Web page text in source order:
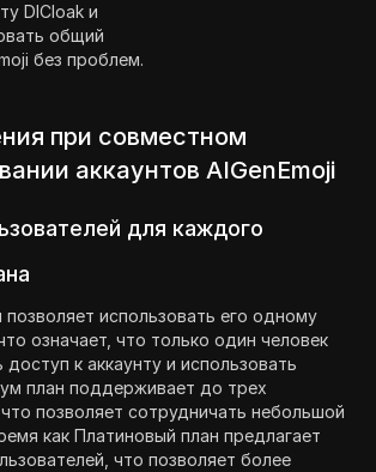
DICloak и
общий
без проблем.
при совместном
аккаунтов AIGenEmoji
для каждого
использовать его одному
означает, что только один человек
к аккаунту и использовать
план поддерживает до трех
позволяет сотрудничать небольшой
как Платиновый план предлагает
что позволяет более